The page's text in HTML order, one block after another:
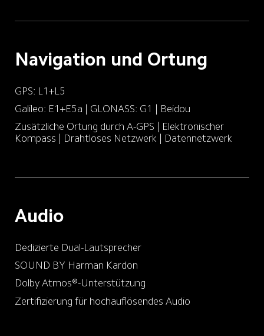
Navigation und Ortung
GPS: L1+L5
Galileo: E1+E5a | GLONASS: G1 | Beidou
Zusätzliche Ortung durch A-GPS | Elektronischer
Kompass | Drahtloses Netzwerk | Datennetzwerk
Audio
Dedizierte Dual-Lautsprecher
SOUND BY Harman Kardon
Dolby Atmos®-Unterstützung
Zertifizierung für hochauflösendes Audio